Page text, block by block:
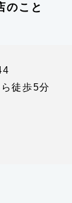
のこと
徒歩5分